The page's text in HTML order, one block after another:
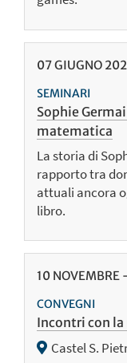
07GIUGNO
SEMINARI
Sophie
matematica
La storia di
rapporto tra
attuali ancora
libro.
10 NOVEMBRE
CONVEGNI
Incontri con la
Castel S.